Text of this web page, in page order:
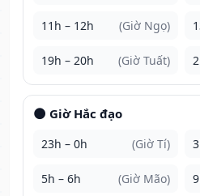
11h – 12h (Giờ Ngọ)
19h – 20h (Giờ Tuất)
🌑 Giờ Hắc đạo
23h – 0h (Giờ Tí)
5h – 6h (Giờ Mão)